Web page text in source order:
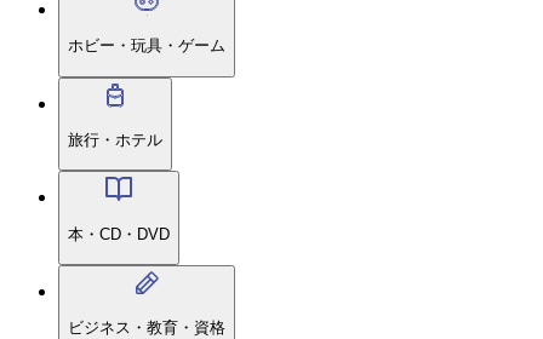
ホビー・玩具・ゲーム
旅行・ホテル
本・CD・DVD
ビジネス・教育・資格